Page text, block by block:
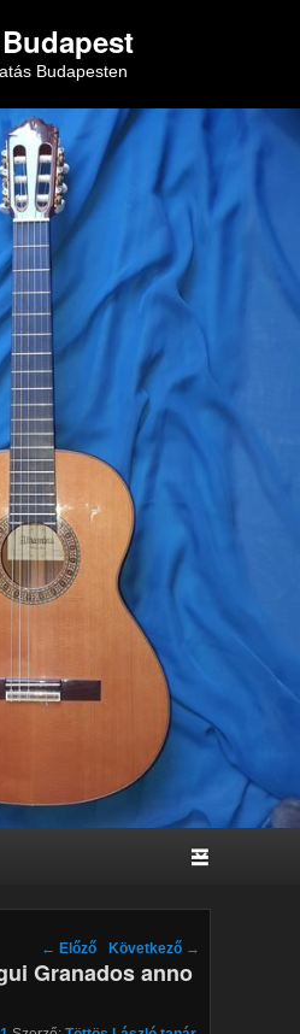
Budapesten
Post navigation
← Előző Következő →
Granados anno